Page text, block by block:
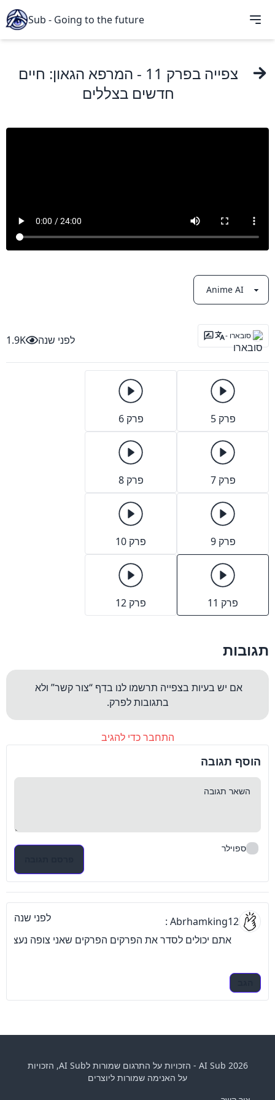
Sub - Going to the future
צפייה בפרק 11
- המרפא הגאון: חיים
חדשים בצללים
סובארו - לפני שנה 1.9K
פרק 5 פרק 6
פרק 7 פרק 8
פרק 9 פרק 10
פרק 11 פרק 12
תגובות
בתגובות לפרק.
התחבר כדי להגיב
הוסף תגובה
ספוילר
Abrhamking12 :
לפני שנה
אתם יכולים לסדר את הפרקים הפרקים שאני צופה
AI Sub 2026 - הזכויות על התרגום שמורות לAI Sub, הזכויות
על האנימה שמורות ליוצרים